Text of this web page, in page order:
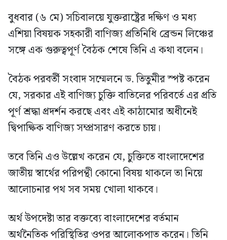
বুধবার (৬ মে) সচিবালয়ে যুক্তরাষ্ট্রের দক্ষিণ ও মধ্য
এশিয়া বিষয়ক সহকারী বাণিজ্য প্রতিনিধি ব্রেন্ডন লিঞ্চের
সঙ্গে এক গুরুত্বপূর্ণ বৈঠক শেষে তিনি এ কথা বলেন।
বৈঠক পরবর্তী সংবাদ সম্মেলনে ড. তিতুমীর স্পষ্ট করেন
যে, সরকার এই বাণিজ্য চুক্তি বাতিলের পরিবর্তে এর প্রতি
পূর্ণ শ্রদ্ধা প্রদর্শন করছে এবং এই কাঠামোর অধীনেই
দ্বিপাক্ষিক বাণিজ্য সম্প্রসারণ করতে চায়।
তবে তিনি এও উল্লেখ করেন যে, চুক্তিতে বাংলাদেশের
জাতীয় স্বার্থের পরিপন্থী কোনো বিষয় থাকলে তা নিয়ে
আলোচনার পথ সব সময় খোলা থাকবে।
অর্থ উপদেষ্টা তার বক্তব্যে বাংলাদেশের বর্তমান
অর্থনৈতিক পরিস্থিতির ওপর আলোকপাত করেন। তিনি